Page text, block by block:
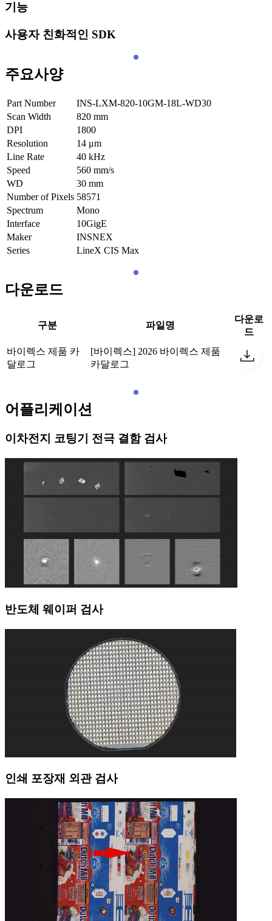
기능
사용자 친화적인 SDK
주요사양
Part Number
INS-LXM-820-10GM-18L-WD30
Scan Width
820 mm
DPI
1800
Resolution
14 μm
Line Rate
40 kHz
Speed
560 mm/s
WD
30 mm
Number of Pixels 58571
Spectrum
Mono
Interface
10GigE
Maker
INSNEX
Series
LineX CIS Max
다운로드
구분 파일명
다운로
드
바이렉스 제품 카
달로그
[바이렉스] 2026 바이렉스 제품
카달로그
어플리케이션
이차전지 코팅기 전극 결함 검사
반도체 웨이퍼 검사
인쇄 포장재 외관 검사